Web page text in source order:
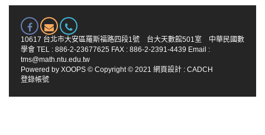
10617 台北市大安區羅斯福路四段1號 台大天數館501室 中華民國數
學會 TEL : 886-2-23677625 FAX : 886-2-2391-4439 Email :
tms@math.ntu.edu.tw
Powered by XOOPS © Copyright © 2021 網頁設計 : CADCH
登錄帳號